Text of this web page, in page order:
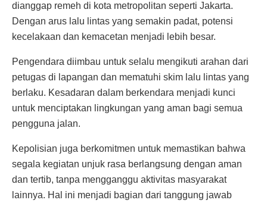
dianggap remeh di kota metropolitan seperti Jakarta.
Dengan arus lalu lintas yang semakin padat, potensi
kecelakaan dan kemacetan menjadi lebih besar.
Pengendara diimbau untuk selalu mengikuti arahan dari
petugas di lapangan dan mematuhi skim lalu lintas yang
berlaku. Kesadaran dalam berkendara menjadi kunci
untuk menciptakan lingkungan yang aman bagi semua
pengguna jalan.
Kepolisian juga berkomitmen untuk memastikan bahwa
segala kegiatan unjuk rasa berlangsung dengan aman
dan tertib, tanpa mengganggu aktivitas masyarakat
lainnya. Hal ini menjadi bagian dari tanggung jawab